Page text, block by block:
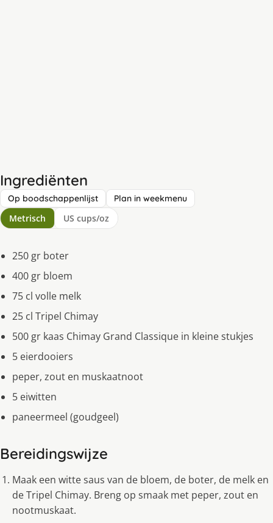
Ingrediënten
Op boodschappenlijst Plan in weekmenu
Metrisch US cups/oz
250 gr boter
400 gr bloem
75 cl volle melk
25 cl Tripel Chimay
500 gr kaas Chimay Grand Classique in kleine stukjes
5 eierdooiers
peper, zout en muskaatnoot
5 eiwitten
paneermeel (goudgeel)
Bereidingswijze
Maak een witte saus van de bloem, de boter, de melk en
de Tripel Chimay. Breng op smaak met peper, zout en
nootmuskaat.